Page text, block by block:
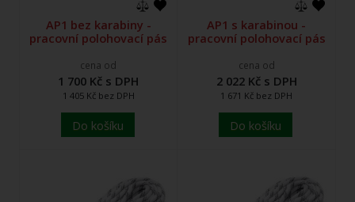
AP1 bez karabiny -
pracovní polohovací pás
cena od
1 700 Kč s DPH
1 405 Kč bez DPH
Do košíku
AP1 s karabinou -
pracovní polohovací pás
cena od
2 022 Kč s DPH
1 671 Kč bez DPH
Do košíku